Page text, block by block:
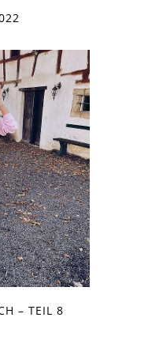
– TEIL 8